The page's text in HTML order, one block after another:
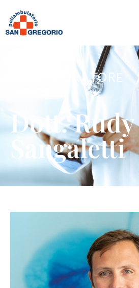
COLLABORATORE
Dott. Rudy
Sangaletti